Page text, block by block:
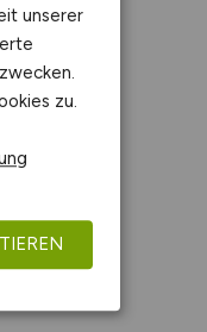
unserer
zu.